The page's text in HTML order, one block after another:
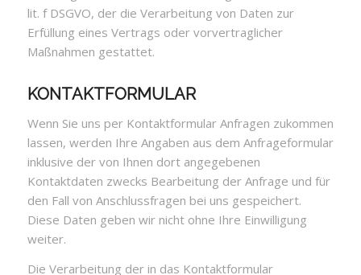
lit. f DSGVO, der die Verarbeitung von Daten zur
Erfüllung eines Vertrags oder vorvertraglicher
Maßnahmen gestattet.
KONTAKTFORMULAR
Wenn Sie uns per Kontaktformular Anfragen zukommen
lassen, werden Ihre Angaben aus dem Anfrageformular
inklusive der von Ihnen dort angegebenen
Kontaktdaten zwecks Bearbeitung der Anfrage und für
den Fall von Anschlussfragen bei uns gespeichert.
Diese Daten geben wir nicht ohne Ihre Einwilligung
weiter.
Die Verarbeitung der in das Kontaktformular